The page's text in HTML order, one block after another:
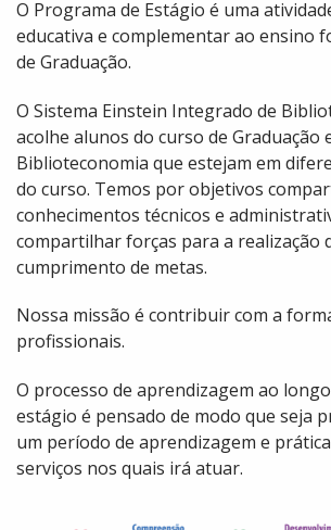
O Programa de Estágio é uma
educativa e complementar ao ensino
de Graduação.
O Sistema Einstein Integrado de
acolhe alunos do curso de Graduação
Biblioteconomia que estejam em
do curso. Temos por objetivos
conhecimentos técnicos e
compartilhar forças para a realização
cumprimento de metas.
Nossa missão é contribuir com a
profissionais.
O processo de aprendizagem ao
estágio é pensado de modo que seja
um período de aprendizagem e
serviços nos quais irá atuar.